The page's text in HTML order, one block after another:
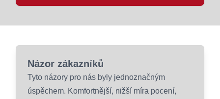
Názor zákazníků
Tyto názory pro nás byly jednoznačným
úspěchem. Komfortnější, nižší míra pocení,